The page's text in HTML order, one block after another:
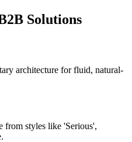
Solutions
architecture for fluid, natural-
from styles like 'Serious',